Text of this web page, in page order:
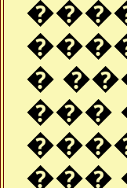
�
���
���